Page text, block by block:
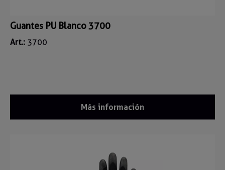
Guantes PU Blanco 3700
Art.: 3700
Más información